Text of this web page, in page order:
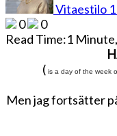
Vitaestilo
0
0
Read Time:1
( is a day of the week
Men jag fortsätter